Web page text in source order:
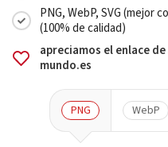
PNG, WebP, SVG (mejor
(100% de calidad)
apreciamos el enlace
mundo.es
PNG WebP